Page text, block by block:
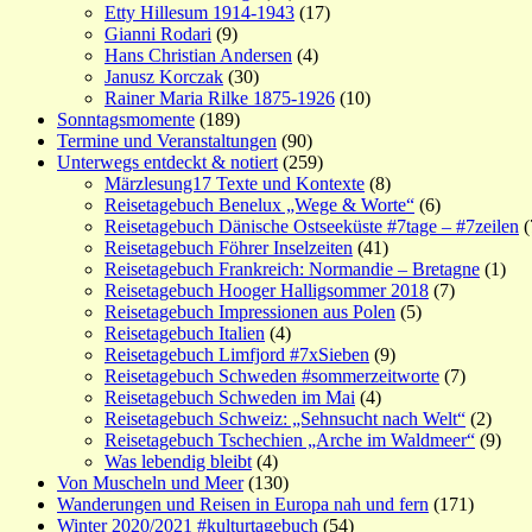
Etty Hillesum 1914-1943 (17)
Gianni Rodari (9)
Hans Christian Andersen (4)
Janusz Korczak (30)
Rainer Maria Rilke 1875-1926 (10)
Sonntagsmomente (189)
Termine und Veranstaltungen (90)
Unterwegs entdeckt & notiert (259)
Märzlesung17 Texte und Kontexte (8)
Reisetagebuch Benelux „Wege & Worte“ (6)
Reisetagebuch Dänische Ostseeküste #7tage – #7zeilen
Reisetagebuch Föhrer Inselzeiten (41)
Reisetagebuch Frankreich: Normandie – Bretagne (1)
Reisetagebuch Hooger Halligsommer 2018 (7)
Reisetagebuch Impressionen aus Polen (5)
Reisetagebuch Italien (4)
Reisetagebuch Limfjord #7xSieben (9)
Reisetagebuch Schweden #sommerzeitworte (7)
Reisetagebuch Schweden im Mai (4)
Reisetagebuch Schweiz: „Sehnsucht nach Welt“ (2)
Reisetagebuch Tschechien „Arche im Waldmeer“ (9)
Was lebendig bleibt (4)
Von Muscheln und Meer(130)
Wanderungen und Reisen in Europa nah und fern (171)
Winter 2020/2021 #kulturtagebuch (54)